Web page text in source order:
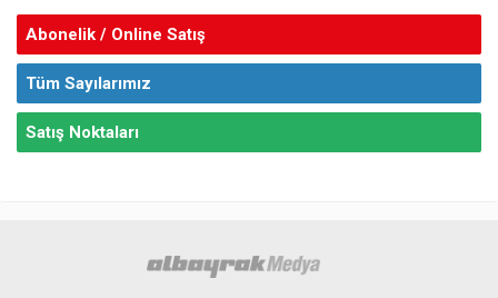
Abonelik / Online Satış
Tüm Sayılarımız
Satış Noktaları